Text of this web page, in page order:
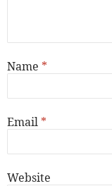
Name *
Email *
Website